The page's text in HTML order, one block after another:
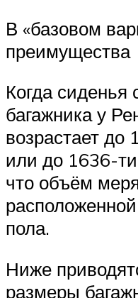
В «базовом
преимущества
Когда
багажника у
возрастает до
или до 1636-
что объём
пола.
Ниже
размеры